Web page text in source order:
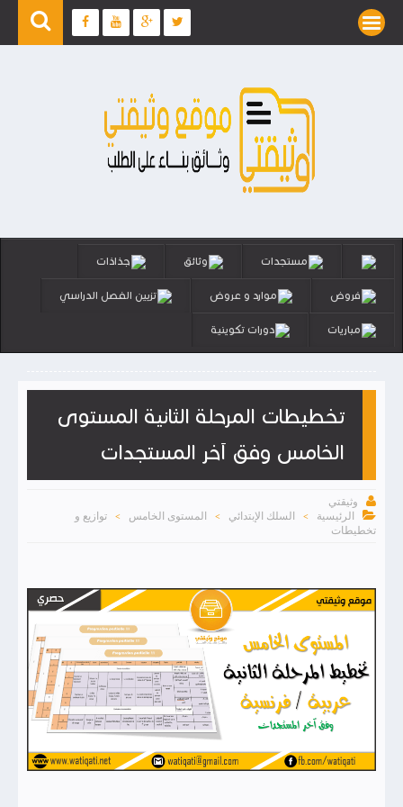
مستجدات وثائق جذاذات
فروض موارد و عروض تزيين الفصل الدراسي
مباريات دورات تكوينية
تخطيطات المرحلة الثانية المستوى
الخامس وفق آخر المستجدات

وثيقتي

الرئيسية > السلك الإبتدائي > المستوى الخامس >
توازيع و
تخطيطات